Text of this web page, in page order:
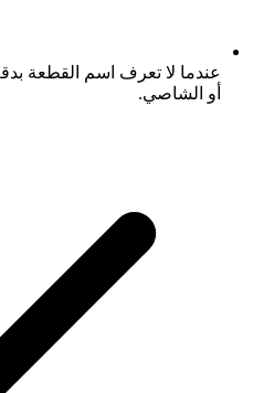
عندما لا تعرف اسم القطعة
أو الشاصي.